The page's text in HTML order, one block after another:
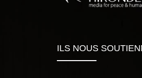
ILS NOUS